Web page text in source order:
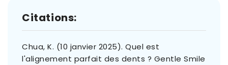
Citations:
Chua, K. (10 janvier 2025). Quel est
l'alignement parfait des dents ? Gentle Smile